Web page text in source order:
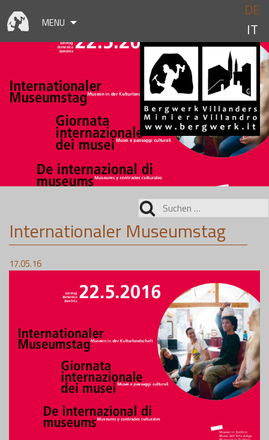
to
content
MENU
DE
IT
Suchen
nach:
Internationaler Museumstag
17.05.16